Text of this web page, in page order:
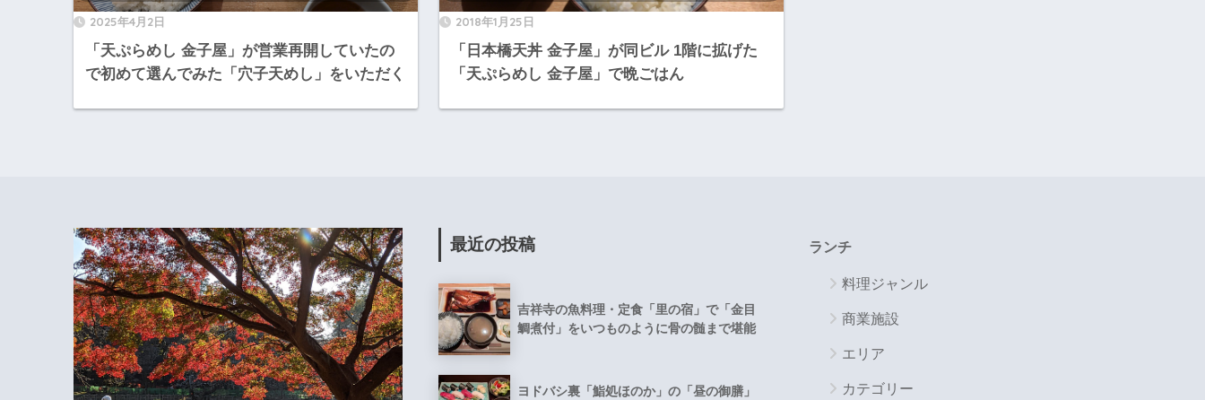
2025年4月2日
「天ぷらめし 金子屋」が営業再開していたの
で初めて選んでみた「穴子天めし」をいただく
2018年1月25日
「日本橋天丼 金子屋」が同ビル 1階に拡げた
「天ぷらめし 金子屋」で晩ごはん
最近の投稿
吉祥寺の魚料理・定食「里の宿」で「金目
鯛煮付」をいつものように骨の髄まで堪能
ヨドバシ裏「鮨処ほのか」の「昼の御膳」
ランチ
料理ジャンル
商業施設
エリア
カテゴリー